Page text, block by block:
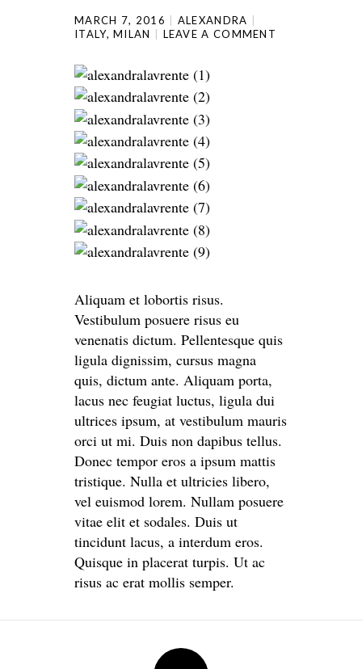
MARCH 7, 2016
ALEXANDRA
ITALY,MILAN LEAVE A COMMENT
Aliquam et lobortis risus.
Vestibulum posuere risus eu
venenatis dictum. Pellentesque quis
ligula dignissim, cursus magna
quis, dictum ante. Aliquam porta,
lacus nec feugiat luctus, ligula dui
ultrices ipsum, at vestibulum mauris
orci ut mi. Duis non dapibus tellus.
Donec tempor eros a ipsum mattis
tristique. Nulla et ultricies libero,
vel euismod lorem. Nullam posuere
vitae elit et sodales. Duis ut
tincidunt lacus, a interdum eros.
Quisque in placerat turpis. Ut ac
risus ac erat mollis semper.